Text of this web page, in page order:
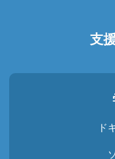
支
ド